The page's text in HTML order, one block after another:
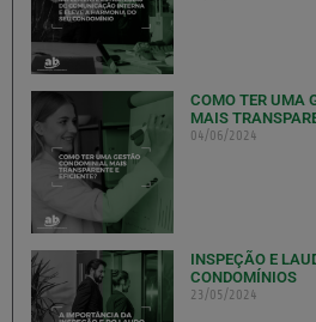
COMO TER UMA
MAIS
04/06/2024
INSPEÇÃO E
CONDOMÍNIOS
23/05/2024